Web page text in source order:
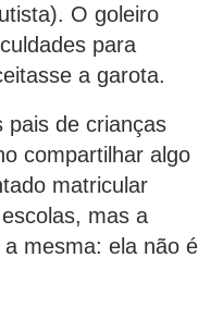
O goleiro
para
a garota.
pais de crianças
compartilhar algo
matricular
mas a
mesma: ela não é